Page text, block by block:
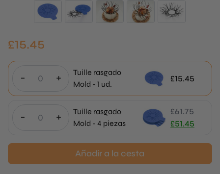
£15.45
- +
Tuille rasgado
Mold - 1 ud.
£15.45
- +
Tuille rasgado
Mold - 4 piezas
£61.75
El
£51.45
Añadir a la cesta